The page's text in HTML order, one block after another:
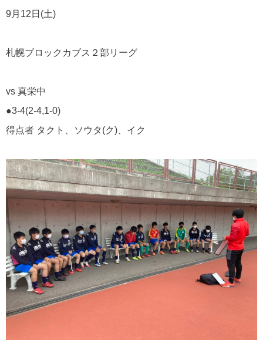
9月12日(土)
札幌ブロックカブス２部リーグ
vs 真栄中
●3-4(2-4,1-0)
得点者 タクト、ソウタ(ク)、イク